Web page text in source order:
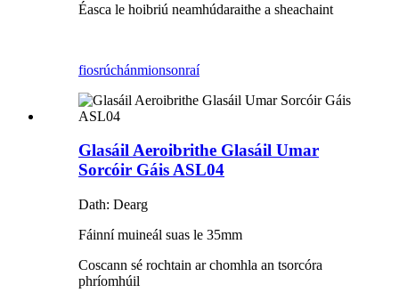
Éasca le hoibriú neamhúdaraithe a sheachaint
fiosrúchánmionsonraí
Glasáil Aeroibrithe Glasáil Umar
Sorcóir Gáis ASL04
Dath: Dearg
Fáinní muineál suas le 35mm
Coscann sé rochtain ar chomhla an tsorcóra
phríomhúil